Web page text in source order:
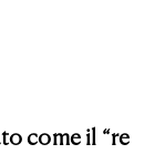
come il “re